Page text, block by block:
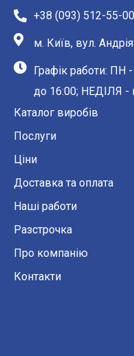
+38 (093) 512-55-00
м. Київ, вул.
Графік работи: ПН
до 16:00; НЕДІЛЯ -
Каталог виробів
Послуги
Ціни
Доставка та оплата
Наші работи
Разстрочка
Про компанію
Контакти